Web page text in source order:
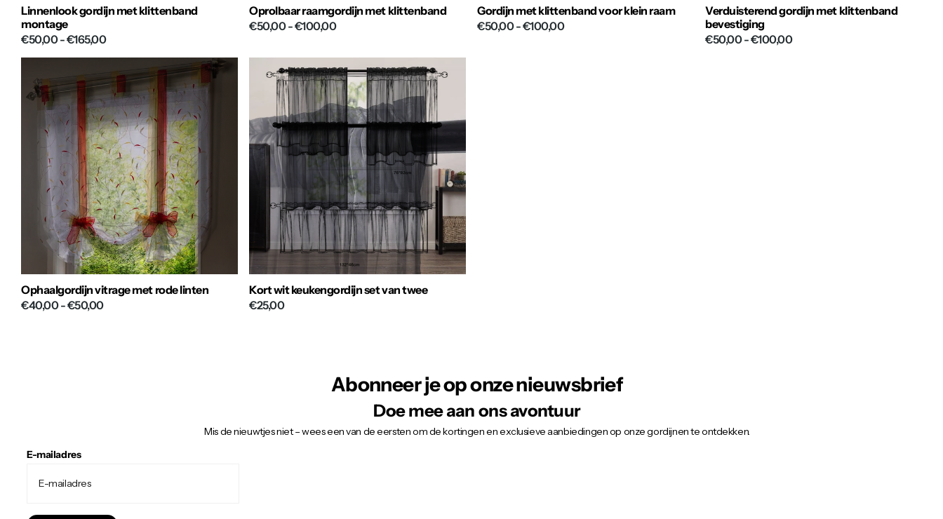
Linnenlook gordijn met klittenband
montage
€50,00- €165,00
Oprolbaar raamgordijn met klittenband
€50,00- €100,00
Gordijn met klittenband voor klein raam
€50,00- €100,00
Verduisterend gordijn met klittenband
bevestiging
€50,00- €100,00
Ophaalgordijn vitrage met rode linten
€40,00- €50,00
Kort wit keukengordijn set van twee
€25,00
Abonneer je op onze nieuwsbrief
Doe mee aan ons avontuur
Mis de nieuwtjes niet – wees een van de eersten om de kortingen en exclusieve aanbiedingen op onze gordijnen te ontdekken.
E-mailadres